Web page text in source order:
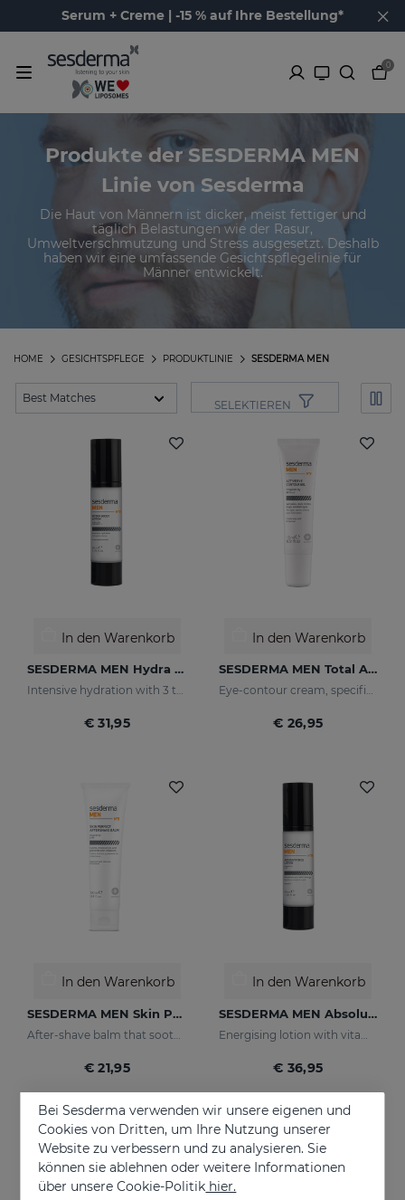
Serum + Creme | -15 % auf Ihre Bestellung*
0
Produkte der SESDERMA MEN
Linie von Sesderma
Die Haut von Männern ist dicker, meist fettiger und
täglich Belastungen wie der Rasur,
Umweltverschmutzung und Stress ausgesetzt. Deshalb
haben wir eine umfassende Gesichtspflegelinie für
Männer entwickelt.
SESDERMA MEN
PRODUKTLINIE
GESICHTSPFLEGE
HOME
SELEKTIEREN
In den Warenkorb
SESDERMA MEN Hydra Boost Lotion
Intensive hydration with 3 types of hyaluronic acid
€ 31,95
In den Warenkorb
SESDERMA MEN Total Active Eye Contour Gel
Eye-contour cream, specific for men's skin. Helps reduce and prevent the signs of fatigue
€ 26,95
In den Warenkorb
SESDERMA MEN Skin Perfect After Shave
€ 21,95
In den Warenkorb
SESDERMA MEN Absolute Force Lotion
€ 36,95
NEU ONLINE EXKLUSIV
Bei Sesderma verwenden wir unsere eigenen und
Cookies von Dritten, um Ihre Nutzung unserer
Website zu verbessern und zu analysieren. Sie
können sie ablehnen oder weitere Informationen
über unsere Cookie-Politik hier.